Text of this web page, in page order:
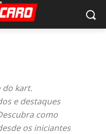
kart.
e destaques
como
os iniciantes